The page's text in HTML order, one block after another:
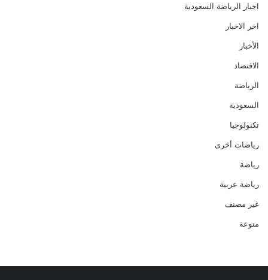
اخبار الرياضة السعودية
اخر الاخبار
الأخبار
الاقتصاد
الرياضة
السعودية
تكنولوجيا
رياضات أخرى
رياضة
رياضة عربية
غير مصنف
منوعة